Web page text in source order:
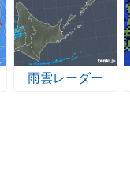
雨雲レーダー